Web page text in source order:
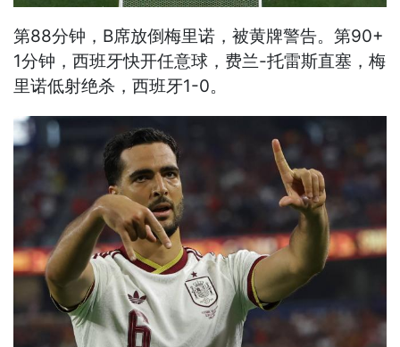
第88分钟，B席放倒梅里诺，被黄牌警告。第90+
1分钟，西班牙快开任意球，费兰-托雷斯直塞，梅
里诺低射绝杀，西班牙1-0。